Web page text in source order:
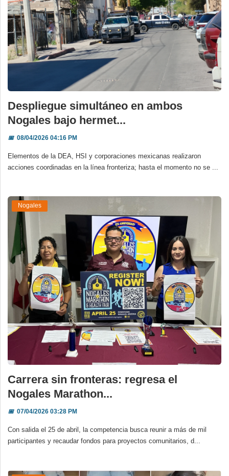
Despliegue simultáneo en ambos
Nogales bajo hermet...
📅08/04/2026 04:16 PM
Elementos de la DEA, HSI y corporaciones mexicanas realizaron
acciones coordinadas en la línea fronteriza; hasta el momento no se ...
Nogales
Carrera sin fronteras: regresa el
Nogales Marathon...
📅07/04/2026 03:28 PM
Con salida el 25 de abril, la competencia busca reunir a más de mil
participantes y recaudar fondos para proyectos comunitarios, d...